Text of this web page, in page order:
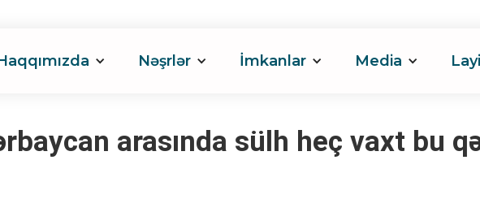
Nəşrlər İmkanlar Media
arasında sülh heç vaxt bu